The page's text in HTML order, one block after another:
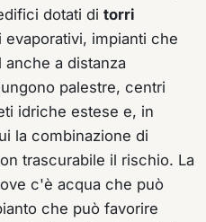
dotati di torri
impianti che
a distanza
palestre, centri
idriche estese e, in
la combinazione di
trascurabile il rischio. La
c'è acqua che può
che può favorire